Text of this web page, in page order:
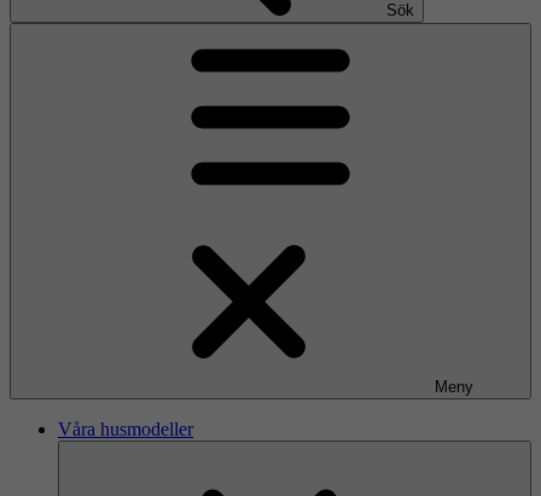
Sök
Meny
Våra husmodeller